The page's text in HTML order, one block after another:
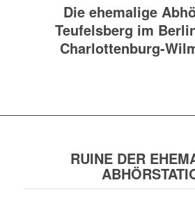
Die ehemalige
Teufelsberg im
Charlottenburg-
RUINE DER